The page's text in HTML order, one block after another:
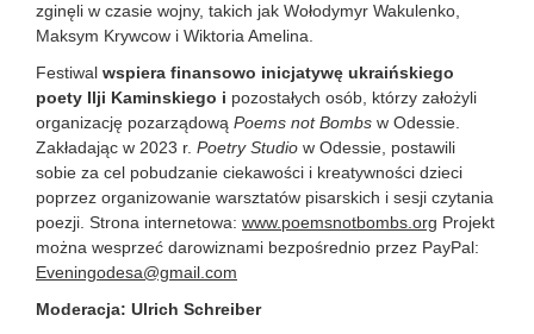
zginęli w czasie wojny, takich jak Wołodymyr Wakulenko,
Maksym Krywcow i Wiktoria Amelina.
Festiwal wspiera finansowo inicjatywę ukraińskiego
poety Ilji Kaminskiego i pozostałych osób, którzy założyli
organizację pozarządową Poems not Bombs w Odessie.
Zakładając w 2023 r. Poetry Studio w Odessie, postawili
sobie za cel pobudzanie ciekawości i kreatywności dzieci
poprzez organizowanie warsztatów pisarskich i sesji czytania
poezji. Strona internetowa: www.poemsnotbombs.org Projekt
można wesprzeć darowiznami bezpośrednio przez PayPal:
Eveningodesa@gmail.com
Moderacja: Ulrich Schreiber